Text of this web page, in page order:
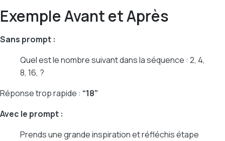
Exemple Avant et Après
Sans prompt :
Quel est le nombre suivant dans la séquence : 2, 4,
8, 16, ?
Réponse trop rapide : “18”
Avec le prompt :
Prends une grande inspiration et réfléchis étape